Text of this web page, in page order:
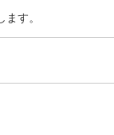
す。